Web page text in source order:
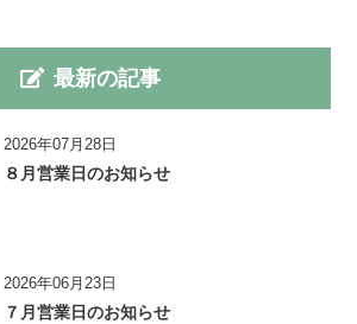
最新の記事
2026年07月28日
８月営業日のお知らせ
2026年06月23日
７月営業日のお知らせ